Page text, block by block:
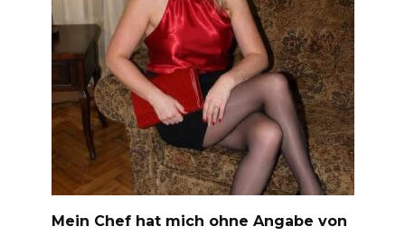
Mein Chef hat mich ohne Angabe von